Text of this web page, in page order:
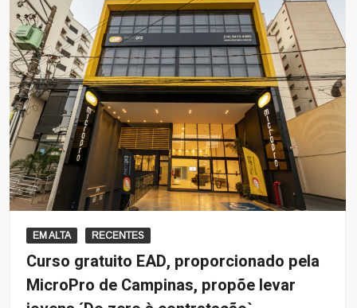
EM ALTA RECENTES
Curso gratuito EAD, proporcionado pela
MicroPro de Campinas, propõe levar